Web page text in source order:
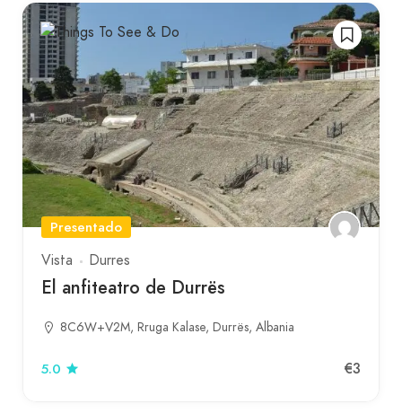
Presentado
Vista
Durres
El anfiteatro de Durrës
8C6W+V2M, Rruga Kalase, Durrës, Albania
5.0 €3